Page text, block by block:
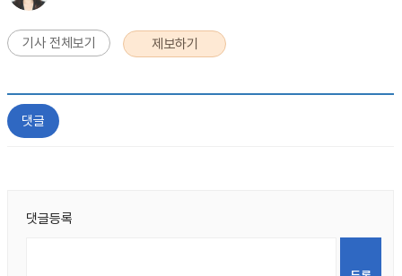
기사 전체보기 제보하기
댓글
댓글등록